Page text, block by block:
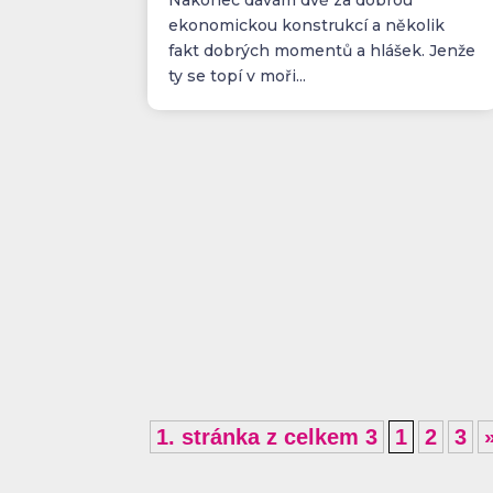
ekonomickou konstrukcí a několik
fakt dobrých momentů a hlášek. Jenže
ty se topí v moři...
1. stránka z celkem 3 1 2 3